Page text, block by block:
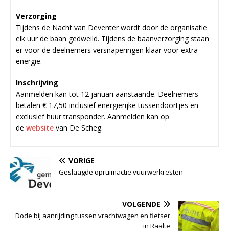
Verzorging
Tijdens de Nacht van Deventer wordt door de organisatie
elk uur de baan gedweild. Tijdens de baanverzorging staan
er voor de deelnemers versnaperingen klaar voor extra
energie.
Inschrijving
Aanmelden kan tot 12 januari aanstaande. Deelnemers
betalen € 17,50 inclusief energierijke tussendoortjes en
exclusief huur transponder. Aanmelden kan op
de website van De Scheg.
VORIGE
Geslaagde opruimactie vuurwerkresten
VOLGENDE
Dode bij aanrijding tussen vrachtwagen en fietser
in Raalte